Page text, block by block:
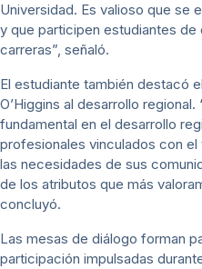
Universidad. Es valioso que se
y que participen estudiantes de
carreras”, señaló.
El estudiante también destacó
O’Higgins al desarrollo
fundamental en el desarrollo
profesionales vinculados con
las necesidades de sus
de los atributos que más
concluyó.
Las mesas de diálogo forman
participación impulsadas